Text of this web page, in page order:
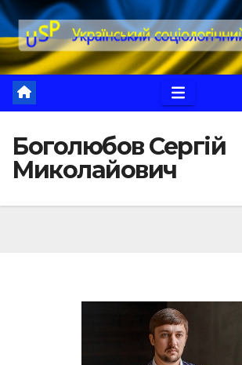
Перейти
до
вмісту
Боголюбов Сергій
Миколайович